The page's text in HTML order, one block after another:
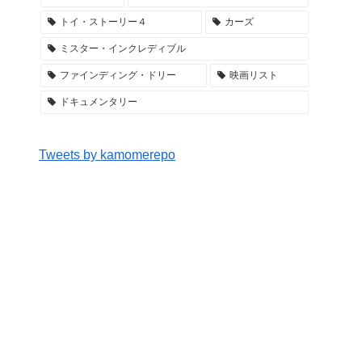
トイ・ストーリー４ カーズ
ミスター・インクレディブル
ファインディング・ドリー 映画リスト
ドキュメンタリー
Tweets by kamomerepo